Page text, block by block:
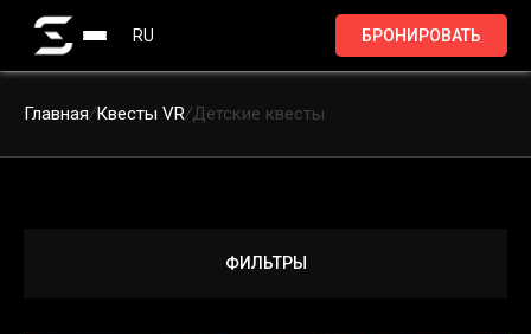
RU БРОНИРОВАТЬ
Главная/Квесты VR/Детские квесты
ФИЛЬТРЫ